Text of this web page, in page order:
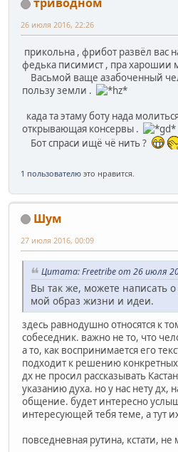
26 июля 2016, 22:26
прикольна , фрибот развёл вас
федька писимист , пра харошии
Васьмой ваще азабоченный
пользу земли .
када та этаму боту нада
открывающая консервы .
Бот спраси ищё чё нить ?
1 пользователю это нравится.
Шум
27 июля 2016, 00:09
Цитата: Freetribe от 26 июля
Вы так же, можете написать о
мой образ жизни и идеи.
здесь равнодушно относятся к
собеседник. важно не то, что
а то, как воспринимается его
подходит к решению конкретных
дх не просил рассказывать
указанию духа. но у нас нету дх,
общение. будет интересно
интересующей тебя теме, а тут
повседневная рутина, кстати,